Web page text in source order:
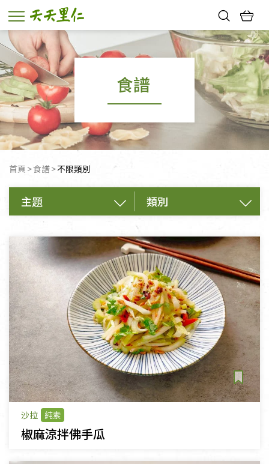
熱門搜尋：
親子活動
幸福節中獎名單
食譜
首頁 食譜 目前頁面：
不限類別
主題 類別
不限主題 清爽沙拉
不限類別 飲品 主食
沙拉 純素
椒麻涼拌佛手瓜